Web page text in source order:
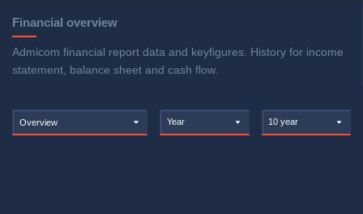
Financial overview
Admicom financial report data and keyfigures. History for income
statement, balance sheet and cash flow.
Overview Year 10 year